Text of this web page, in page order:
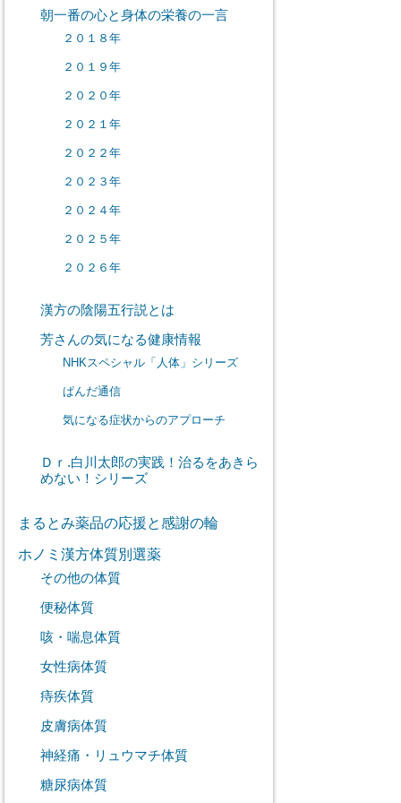
朝一番の心と身体の栄養の一言
２０１８年
２０１９年
２０２０年
２０２１年
２０２２年
２０２３年
２０２４年
２０２５年
２０２６年
漢方の陰陽五行説とは
芳さんの気になる健康情報
NHKスペシャル「人体」シリーズ
ぱんだ通信
気になる症状からのアプローチ
Ｄｒ.白川太郎の実践！治るをあきら
めない！シリーズ
まるとみ薬品の応援と感謝の輪
ホノミ漢方体質別選薬
その他の体質
便秘体質
咳・喘息体質
女性病体質
痔疾体質
皮膚病体質
神経痛・リュウマチ体質
糖尿病体質